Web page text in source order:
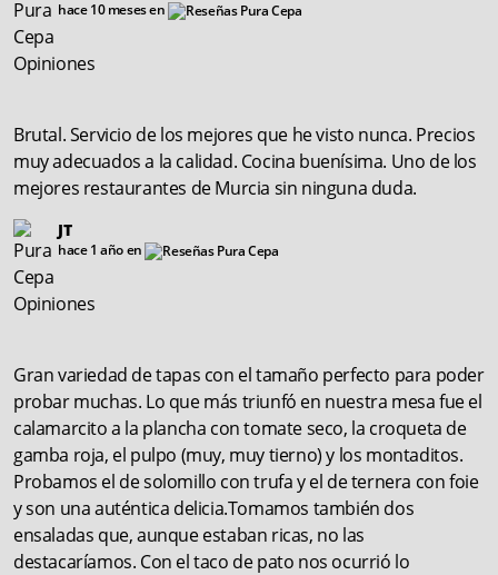
hace 10 meses en
Brutal. Servicio de los mejores que he visto nunca. Precios
muy adecuados a la calidad. Cocina buenísima. Uno de los
mejores restaurantes de Murcia sin ninguna duda.
JT
hace 1 año en
Gran variedad de tapas con el tamaño perfecto para poder
probar muchas. Lo que más triunfó en nuestra mesa fue el
calamarcito a la plancha con tomate seco, la croqueta de
gamba roja, el pulpo (muy, muy tierno) y los montaditos.
Probamos el de solomillo con trufa y el de ternera con foie
y son una auténtica delicia.Tomamos también dos
ensaladas que, aunque estaban ricas, no las
destacaríamos. Con el taco de pato nos ocurrió lo